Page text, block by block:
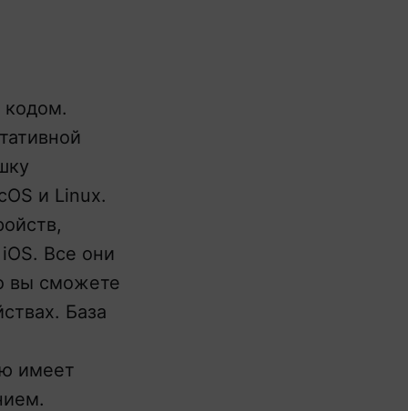
кодом.
и Linux.
Все они
вы сможете
База
имеет